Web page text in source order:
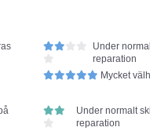
Under
reparation
Mycket
Under normalt
reparation